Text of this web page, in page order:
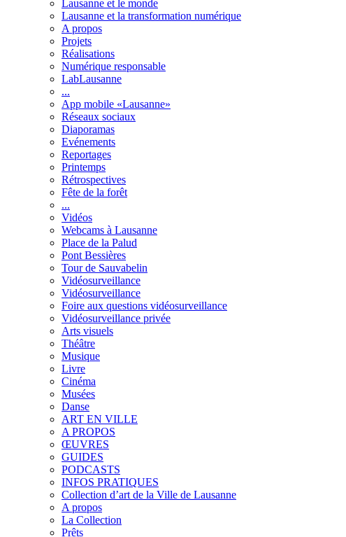
Lausanne et le monde
Lausanne et la transformation numérique
A propos
Projets
Réalisations
Numérique responsable
LabLausanne
...
App mobile «Lausanne»
Réseaux sociaux
Diaporamas
Evénements
Reportages
Printemps
Rétrospectives
Fête de la forêt
...
Vidéos
Webcams à Lausanne
Place de la Palud
Pont Bessières
Tour de Sauvabelin
Vidéosurveillance
Vidéosurveillance
Foire aux questions vidéosurveillance
Vidéosurveillance privée
Arts visuels
Théâtre
Musique
Livre
Cinéma
Musées
Danse
ART EN VILLE
A PROPOS
ŒUVRES
GUIDES
PODCASTS
INFOS PRATIQUES
Collection d’art de la Ville de Lausanne
A propos
La Collection
Prêts